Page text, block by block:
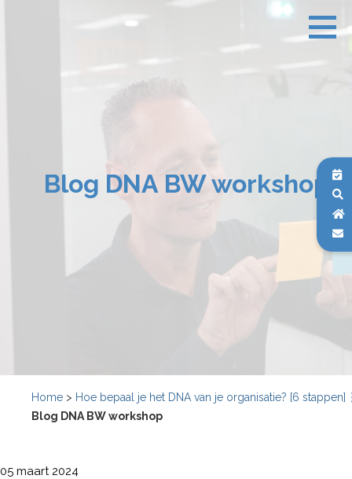
Blog DNA BW workshop
Home > Hoe bepaal je het DNA van je organisatie? [6 stappen]
Blog DNA BW workshop
05 maart 2024